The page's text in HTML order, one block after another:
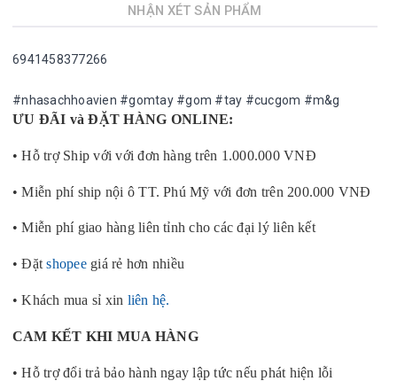
NHẬN XÉT SẢN PHẨM
6941458377266
#nhasachhoavien #gomtay #gom #tay #cucgom #m&g
ƯU ĐÃI và ĐẶT HÀNG ONLINE:
• Hỗ trợ Ship với với đơn hàng trên 1.000.000 VNĐ
• Miễn phí ship nội ô TT. Phú Mỹ với đơn trên 200.000 VNĐ
• Miễn phí giao hàng liên tỉnh cho các đại lý liên kết
• Đặtshopeegiá rẻ hơn nhiều
• Khách mua sỉ xin liên hệ.
CAM KẾT KHI MUA HÀNG
• Hỗ trợ đổi trả bảo hành ngay lập tức nếu phát hiện lỗi